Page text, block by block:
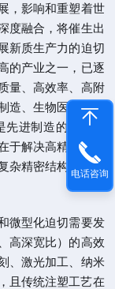
，影响和重塑着世
度融合，将催生出
新质生产力的迫切
的产业之一，已逐
量、高效率、高附
造、生物医药、半
进制造的代表技
于解决高精密加工
杂精密结构提供快
微型化迫切需要发
高深宽比）的高效
、激光加工、纳米
且传统注塑工艺在
电话咨询